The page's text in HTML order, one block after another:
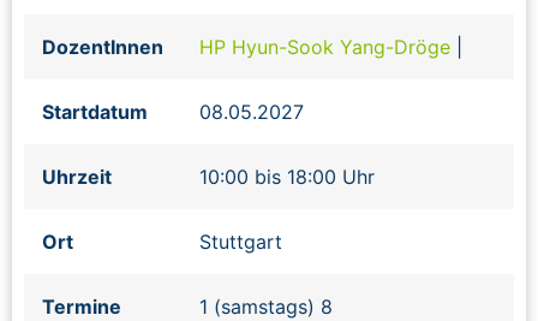
DozentInnen HP Hyun-Sook Yang-Dröge
Startdatum 08.05.2027
Uhrzeit 10:00 bis 18:00 Uhr
Ort Stuttgart
Termine
1 (samstags) 8